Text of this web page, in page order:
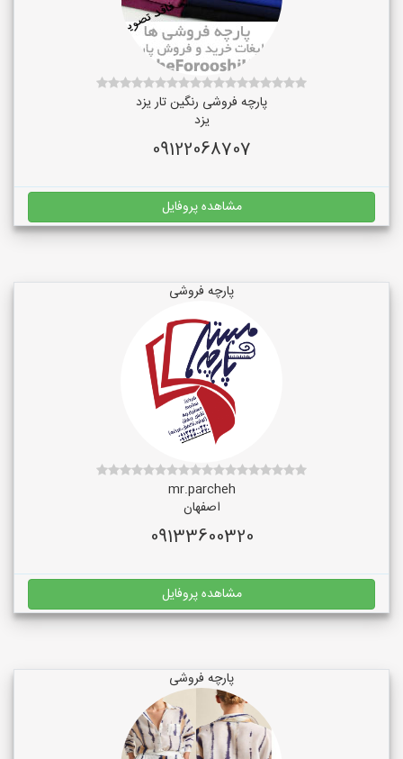
پارچه فروشی رنگین تار یزد
یزد
09122068707
مشاهده پروفایل
پارچه فروشی
mr.parcheh
اصفهان
09133600320
مشاهده پروفایل
پارچه فروشی